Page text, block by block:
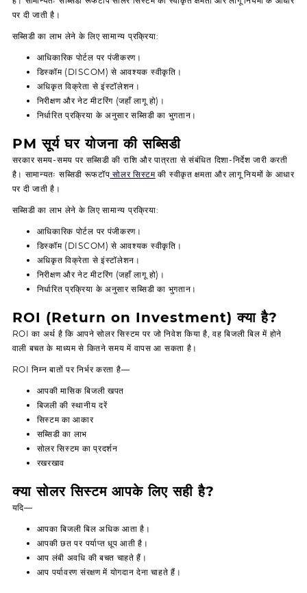
पर दी जाती है।
सब्सिडी का लाभ लेने के लिए सामान्य प्रक्रिया:
आधिकारिक पोर्टल पर पंजीकरण।
डिस्कॉम (DISCOM) से आवश्यक स्वीकृति।
अधिकृत विक्रेता से इंस्टॉलेशन।
निरीक्षण और नेट मीटरिंग (जहाँ लागू हो)।
निर्धारित प्रक्रिया के अनुसार सब्सिडी का भुगतान।
PM सूर्य घर योजना की सब्सिडी
सरकार समय-समय पर सब्सिडी की राशि और पात्रता से संबंधित दिशा-निर्देश जारी करती
है। सामान्यतः सब्सिडी रूफटॉप सोलर सिस्टमकी स्वीकृत क्षमता और लागू नियमों के आधार
पर दी जाती है।
सब्सिडी का लाभ लेने के लिए सामान्य प्रक्रिया:
आधिकारिक पोर्टल पर पंजीकरण।
डिस्कॉम (DISCOM) से आवश्यक स्वीकृति।
अधिकृत विक्रेता से इंस्टॉलेशन।
निरीक्षण और नेट मीटरिंग (जहाँ लागू हो)।
निर्धारित प्रक्रिया के अनुसार सब्सिडी का भुगतान।
ROI (Return on Investment) क्या है?
ROI का अर्थ है कि आपने सोलर सिस्टम पर जो निवेश किया है, वह बिजली बिल में होने
वाली बचत के माध्यम से कितने समय में वापस आ सकता है।
ROI निम्न बातों पर निर्भर करता है—
आपकी मासिक बिजली खपत
बिजली की स्थानीय दरें
सिस्टम का आकार
सब्सिडी का लाभ
सोलर सिस्टम का प्रदर्शन
रखरखाव
क्या सोलर सिस्टम आपके लिए सही है?
यदि—
आपका बिजली बिल अधिक आता है।
आपकी छत पर पर्याप्त धूप आती है।
आप लंबी अवधि की बचत चाहते हैं।
आप पर्यावरण संरक्षण में योगदान देना चाहते हैं।